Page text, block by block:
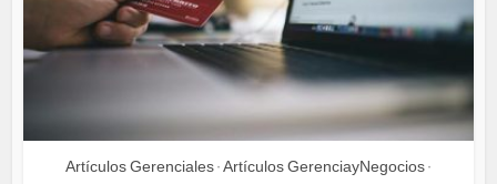
Artículos Gerenciales • Artículos GerenciayNegocios •